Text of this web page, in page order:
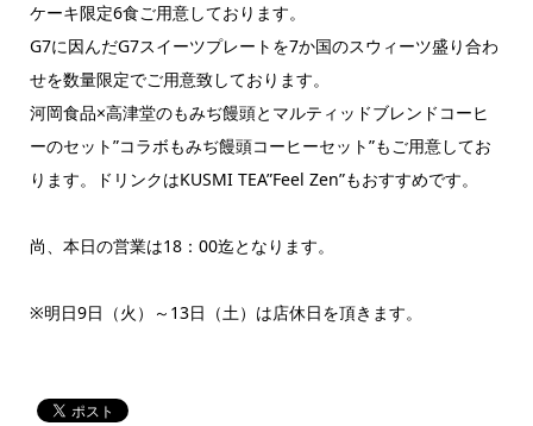
ケーキ限定6食ご用意しております。
G7に因んだG7スイーツプレートを7か国のスウィーツ盛り合わ
せを数量限定でご用意致しております。
河岡食品×高津堂のもみぢ饅頭とマルティッドブレンドコーヒ
ーのセット”コラボもみぢ饅頭コーヒーセット”もご用意してお
ります。ドリンクはKUSMI TEA”Feel Zen”もおすすめです。
尚、本日の営業は18：00迄となります。
※明日9日（火）～13日（土）は店休日を頂きます。